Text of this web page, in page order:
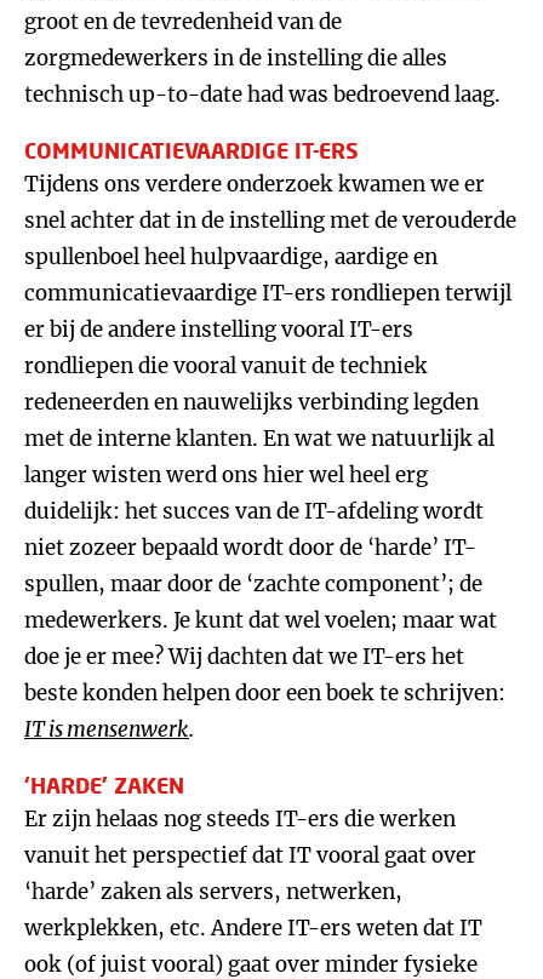
groot en de tevredenheid van de
zorgmedewerkers in de instelling die alles
technisch up-to-date had was bedroevend laag.
COMMUNICATIEVAARDIGE IT-ERS
Tijdens ons verdere onderzoek kwamen we er
snel achter dat in de instelling met de verouderde
spullenboel heel hulpvaardige, aardige en
communicatievaardige IT-ers rondliepen terwijl
er bij de andere instelling vooral IT-ers
rondliepen die vooral vanuit de techniek
redeneerden en nauwelijks verbinding legden
met de interne klanten. En wat we natuurlijk al
langer wisten werd ons hier wel heel erg
duidelijk: het succes van de IT-afdeling wordt
niet zozeer bepaald wordt door de ‘harde’ IT-
spullen, maar door de ‘zachte component’; de
medewerkers. Je kunt dat wel voelen; maar wat
doe je er mee? Wij dachten dat we IT-ers het
beste konden helpen door een boek te schrijven:
IT is mensenwerk.
‘HARDE’ ZAKEN
Er zijn helaas nog steeds IT-ers die werken
vanuit het perspectief dat IT vooral gaat over
‘harde’ zaken als servers, netwerken,
werkplekken, etc. Andere IT-ers weten dat IT
ook (of juist vooral) gaat over minder fysieke